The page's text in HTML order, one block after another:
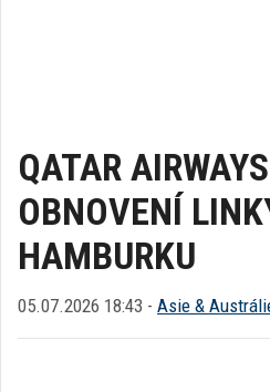
QATAR
OBNOVENÍ
HAMBURKU
05.07.2026 18:43 - Asie &